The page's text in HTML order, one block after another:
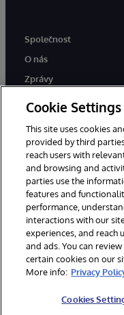
Společnost
O nás
Zprávy
© 1996-2026
vyhrazena.
Oznámení/podmínky a
Prohlášení o ochraně
Cookie Settings
This site uses cookies
provided by third
reach users with
and browsing and
parties use the
features and
performance,
interactions with our
experiences, and
and ads. You can
certain cookies on our
More info: Privacy
Cookies